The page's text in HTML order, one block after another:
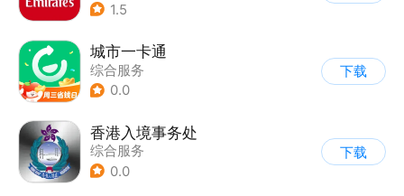
1.5
城市一卡通
综合服务
0.0
下载
香港入境事务处
综合服务
0.0
下载